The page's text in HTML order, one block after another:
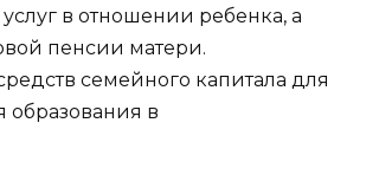
в отношении ребенка, а
пенсии матери.
семейного капитала для
в